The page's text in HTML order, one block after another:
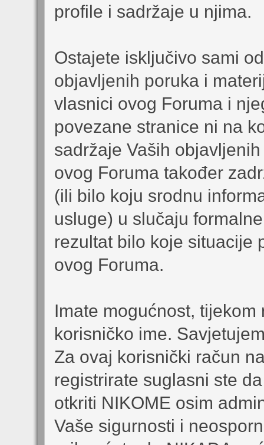
profile i sadržaje u njima.
Ostajete isključivo sami
objavljenih poruka i
vlasnici ovog Foruma i
povezane stranice ni na
sadržaje Vaših
ovog Foruma također
(ili bilo koju srodnu
usluge) u slučaju
rezultat bilo koje situacije
ovog Foruma.
Imate mogućnost,
korisničko ime.
Za ovaj korisnički račun
registrirate suglasni ste
otkriti NIKOME osim
Vaše sigurnosti i